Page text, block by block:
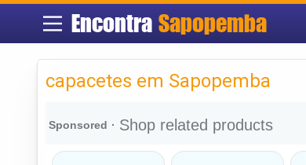
Encontra Sapopemba
capacetes em Sapopemba